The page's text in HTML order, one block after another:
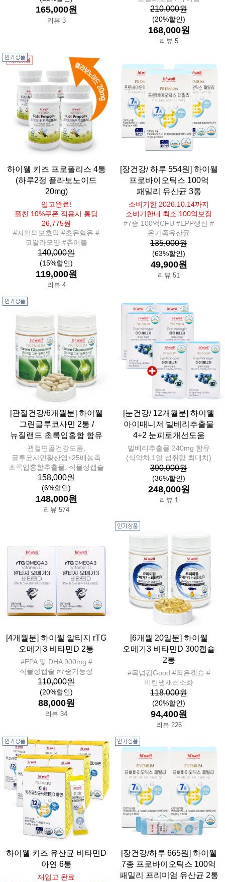
165,000원
리뷰 3
210,000원
(20%할인)
168,000원
리뷰 5
하이웰 키즈 프로폴리스 4통
(하루2정 플라보노이드
20mg)
입고완료!
플친 10%쿠폰 적용시 통당
26,775원
#자연의보호막 #초유함유 #
코알라모양 #츄어블
140,000원
(15%할인)
119,000원
리뷰 4
[장건강/ 하루 554원] 하이웰
프로바이오틱스 100억
패밀리 유산균 3통
소비기한 2026.10.14까지
소비기한내 최소 100억보장
#7종 100억CFU #EPP생산 #
온가족유산균
135,000원
(63%할인)
49,900원
리뷰 51
[관절건강/6개월분] 하이웰
그린글루코사민 2통 /
뉴질랜드 초록입홍합 함유
관절연골건강도움,
글루코사민황산염+25배농축
초록입홍합추출물, 식물성캡슐
158,000원
(6%할인)
148,000원
리뷰 574
[눈건강/ 12개월분] 하이웰
아이매니저 빌베리추출물
4+2 눈피로개선도움
빌베리추출물 240mg 함유
(식약처 1일 섭취량 최대치)
390,000원
(36%할인)
248,000원
리뷰 1
[4개월분] 하이웰 알티지 rTG
오메가3 비타민D 2통
#EPA 및 DHA 900mg #
식물성캡슐 #7중기능성
110,000원
(20%할인)
88,000원
리뷰 34
[6개월 20일분] 하이웰
오메가3 비타민D 300캡슐
2통
#목넘김Good #작은캡슐 #
비린냄새최소화
118,000원
(20%할인)
94,400원
리뷰 226
하이웰 키즈 유산균 비타민D
아연 6통
재입고 완료
[장건강/하루 665원] 하이웰
7종 프로바이오틱스 100억
패밀리 프리미엄 유산균 2통